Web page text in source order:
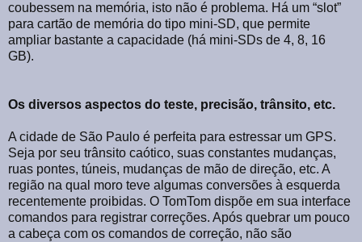
coubessem na memória, isto não é problema. Há um “slot”
para cartão de memória do tipo mini-SD, que permite
ampliar bastante a capacidade (há mini-SDs de 4, 8, 16
GB).
Os diversos aspectos do teste, precisão, trânsito, etc.
A cidade de São Paulo é perfeita para estressar um GPS.
Seja por seu trânsito caótico, suas constantes mudanças,
ruas pontes, túneis, mudanças de mão de direção, etc. A
região na qual moro teve algumas conversões à esquerda
recentemente proibidas. O TomTom dispõe em sua interface
comandos para registrar correções. Após quebrar um pouco
a cabeça com os comandos de correção, não são